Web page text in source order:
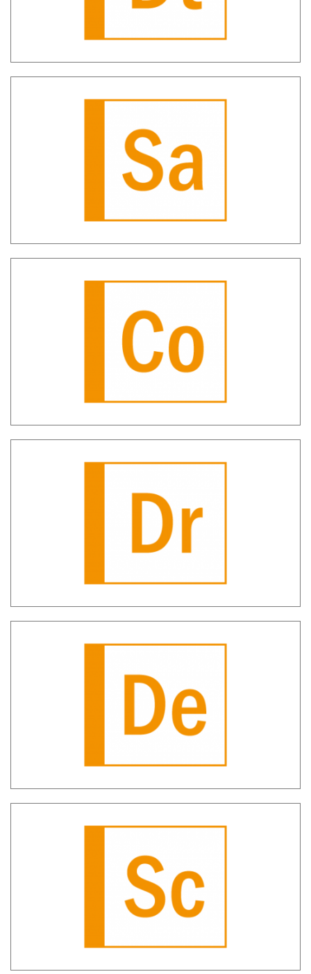
SH Sara – Gestione Segnalazioni
Antiriciclaggio Aggregate
SH CO – Comunicazioni oggettive
SH DEPRU – informazioni depositi russi
e bielorussi
SH Detection – Individuazione
comportamenti anomali
SH Scheda Cliente – Centralizzazione
delle informazioni